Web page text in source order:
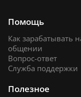
Помощь
Как зарабатывать
общении
Вопрос-ответ
Служба поддержки
Полезное